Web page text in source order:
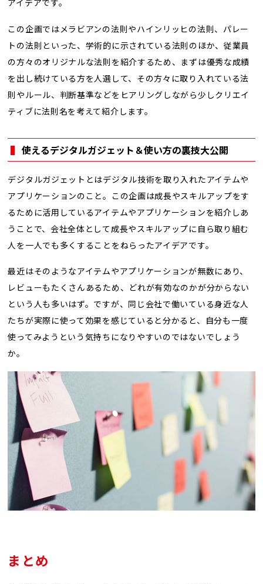
この企画ではメラビアンの法則やハインリッヒの法則、パレー
トの法則といった、学術的に示されている法則のほか、従業員
の方々のオリジナルな法則を紹介するため、まずは優秀な成績
を出し続けている方を人選して、その方々に取り入れている法
則やルール、判断基準などをヒアリングしながら少しクリエイ
ティブに法則名を考えて紹介します。
使えるデジタルガジェット＆使い方の裏技大公開
デジタルガジェットとはデジタル技術を取り入れたアイテムや
アプリケーションのこと。この企画は成長やスキルアップをす
るために活用しているアイテムやアプリケーションを紹介しあ
うことで、会社全体として成長やスキルアップに自ら取り組む
人を一人でも多くすることをねらったアイデアです。
最近はそのようなアイテムやアプリケーションが無数にあり、
レビューもたくさんあるため、どれが有効なのかが分からない
という人も多いはず。ですが、同じ会社で働いている身近な人
たちが実際に使って効果を感じていると分かると、自分も一度
使ってみようという気持ちになりやすいのではないでしょう
か。
まとめ